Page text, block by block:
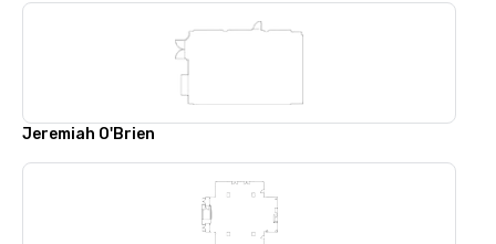
Jeremiah O'Brien